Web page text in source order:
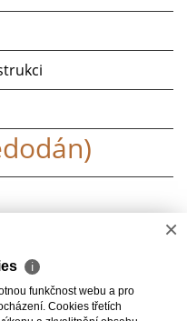
×
ℹ
funkčnost webu a pro
Cookies třetích